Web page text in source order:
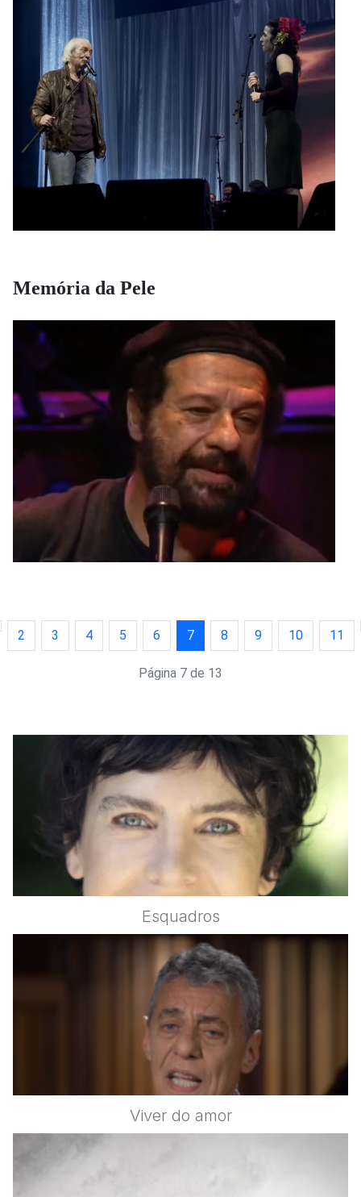
Memória da Pele
2 3 4 5 6 7 8 9 10 11
Página 7 de 13
Esquadros
Viver do amor